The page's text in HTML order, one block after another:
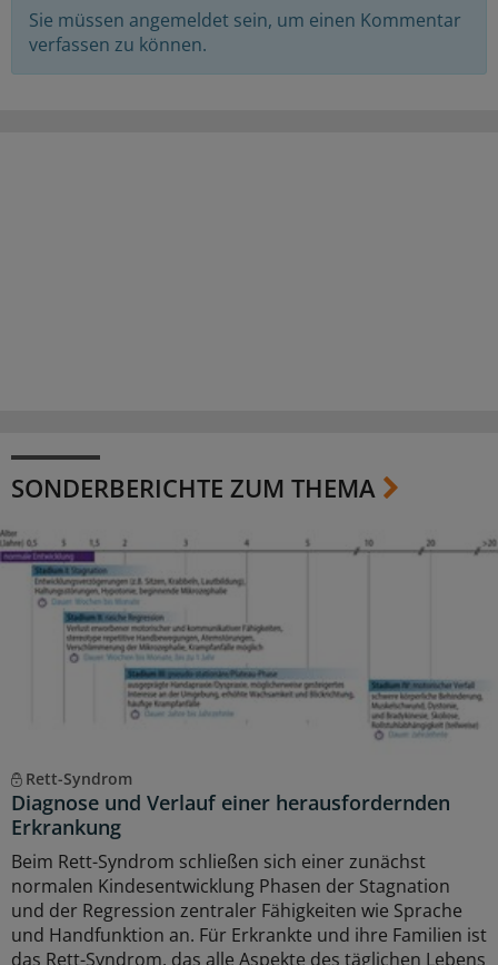
Sie müssen angemeldet sein, um einen Kommentar
verfassen zu können.
SONDERBERICHTE ZUM THEMA
Rett-Syndrom
Diagnose und Verlauf einer herausfordernden
Erkrankung
Beim Rett-Syndrom schließen sich einer zunächst
normalen Kindesentwicklung Phasen der Stagnation
und der Regression zentraler Fähigkeiten wie Sprache
und Handfunktion an. Für Erkrankte und ihre Familien ist
das Rett-Syndrom, das alle Aspekte des täglichen Lebens